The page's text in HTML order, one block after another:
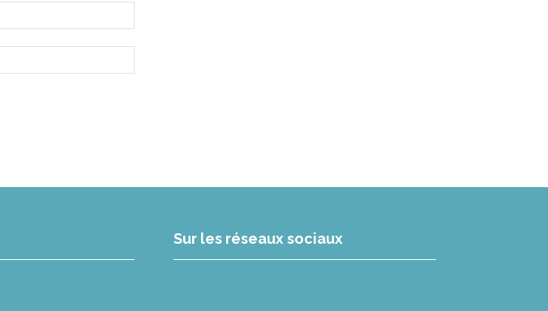
Sur les réseaux sociaux